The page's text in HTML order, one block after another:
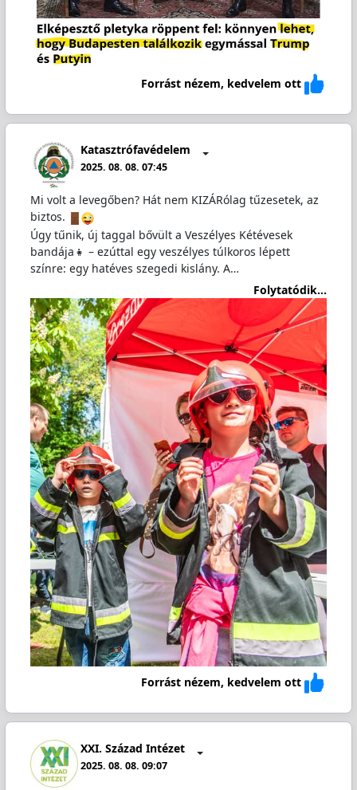
Forrást nézem, kedvelem ott
Katasztrófavédelem
2025. 08. 08. 07:45
Mi volt a levegőben? Hát nem KIZÁRólag tűzesetek, az
biztos.
Úgy tűnik, új taggal bővült a Veszélyes Kétévesek
bandája👧 – ezúttal egy veszélyes túlkoros lépett
színre: egy hatéves szegedi kislány. A…
Folytatódik...
Forrást nézem, kedvelem ott
XXI. Század Intézet
2025. 08. 08. 09:07